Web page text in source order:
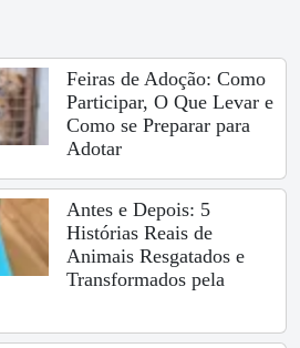
Feiras de Adoção: Como
Participar, O Que Levar e
Como se Preparar para
Adotar
Antes e Depois: 5
Histórias Reais de
Animais Resgatados e
Transformados pela